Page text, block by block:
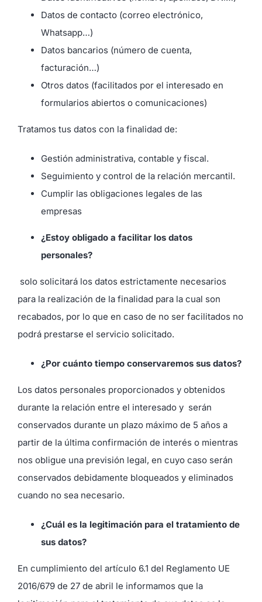
Datos de contacto (correo electrónico,
Whatsapp…)
Datos bancarios (número de cuenta,
facturación…)
Otros datos (facilitados por el interesado en
formularios abiertos o comunicaciones)
Tratamos tus datos con la finalidad de:
Gestión administrativa, contable y fiscal.
Seguimiento y control de la relación mercantil.
Cumplir las obligaciones legales de las
empresas
¿Estoy obligado a facilitar los datos
personales?
solo solicitará los datos estrictamente necesarios
para la realización de la finalidad para la cual son
recabados, por lo que en caso de no ser facilitados no
podrá prestarse el servicio solicitado.
¿Por cuánto tiempo conservaremos sus datos?
Los datos personales proporcionados y obtenidos
durante la relación entre el interesado y serán
conservados durante un plazo máximo de 5 años a
partir de la última confirmación de interés o mientras
nos obligue una previsión legal, en cuyo caso serán
conservados debidamente bloqueados y eliminados
cuando no sea necesario.
¿Cuál es la legitimación para el tratamiento de
sus datos?
En cumplimiento del artículo 6.1 del Reglamento UE
2016/679 de 27 de abril le informamos que la